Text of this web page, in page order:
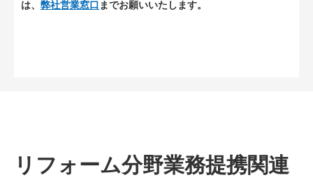
は、 弊社営業窓口 までお願いいたします。
リフォーム分野業務提携関連